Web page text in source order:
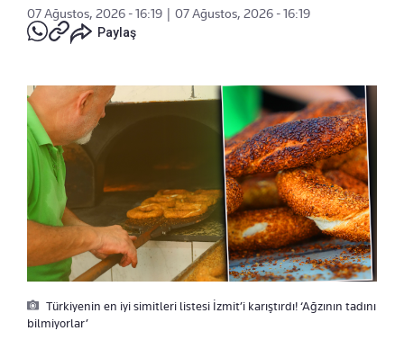
07 Ağustos, 2026 - 16:19
07 Ağustos, 2026 - 16:19
Paylaş
Türkiyenin en iyi simitleri listesi İzmit’i karıştırdı! ‘Ağzının tadını
bilmiyorlar’